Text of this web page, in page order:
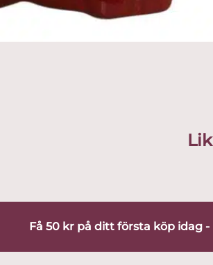
Få 50 kr på ditt första köp idag